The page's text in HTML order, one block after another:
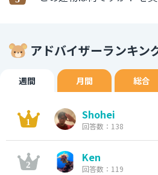
アドバイザーランキン
週間 月間 総合
Shohei
回答数：138
Ken
回答数：119